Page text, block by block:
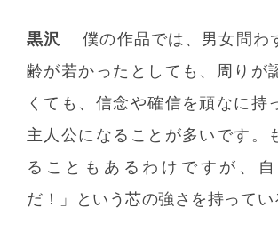
黒沢
僕の作品では、男女問わ
齢が若かったとしても、周りが
くても、信念や確信を頑なに持
主人公になることが多いです。
ることもあるわけですが、
だ！」という芯の強さを持ってい